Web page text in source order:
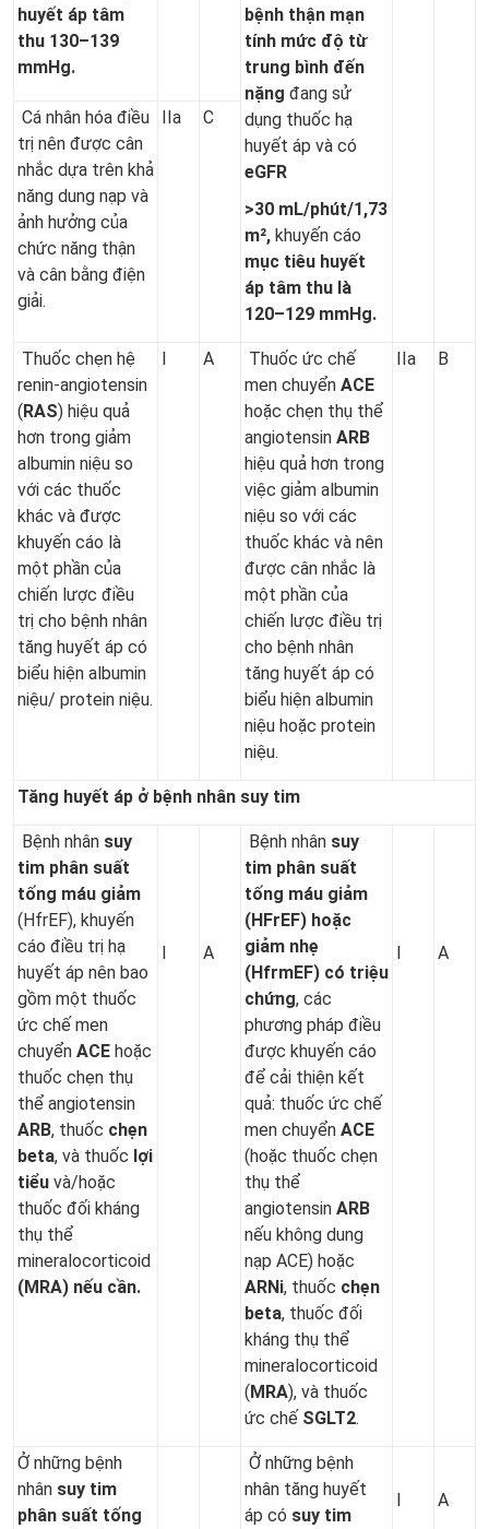
huyết áp tâm
thu 130–139
mmHg.
bệnh thận mạn
tính mức độ từ
trung bình đến
nặng đang sử
dụng thuốc hạ
huyết áp và có
eGFR
>30 mL/phút/1,73
m², khuyến cáo
mục tiêu huyết
áp tâm thu là
120–129 mmHg.
Cá nhân hóa điều
trị nên được cân
nhắc dựa trên khả
năng dung nạp và
ảnh hưởng của
chức năng thận
và cân bằng điện
giải.
IIa C
Thuốc chẹn hệ
renin-angiotensin
(RAS) hiệu quả
hơn trong giảm
albumin niệu so
với các thuốc
khác và được
khuyến cáo là
một phần của
chiến lược điều
trị cho bệnh nhân
tăng huyết áp có
biểu hiện albumin
niệu/ protein niệu.
I A
Thuốc ức chế
men chuyển ACE
hoặc chẹn thụ thể
angiotensin ARB
hiệu quả hơn trong
việc giảm albumin
niệu so với các
thuốc khác và nên
được cân nhắc là
một phần của
chiến lược điều trị
cho bệnh nhân
tăng huyết áp có
biểu hiện albumin
niệu hoặc protein
niệu.
IIa B
Tăng huyết áp ở bệnh nhân suy tim
Bệnh nhân suy
tim phân suất
tống máu giảm
(HfrEF), khuyến
cáo điều trị hạ
huyết áp nên bao
gồm một thuốc
ức chế men
chuyển ACE hoặc
thuốc chẹn thụ
thể angiotensin
ARB, thuốc chẹn
beta, và thuốc lợi
tiểu và/hoặc
thuốc đối kháng
thụ thể
mineralocorticoid
(MRA) nếu cần.
I A
Bệnh nhân suy
tim phân suất
tống máu giảm
(HFrEF) hoặc
giảm nhẹ
(HfrmEF) có triệu
chứng, các
phương pháp điều
được khuyến cáo
để cải thiện kết
quả: thuốc ức chế
men chuyển ACE
(hoặc thuốc chẹn
thụ thể
angiotensin ARB
nếu không dung
nạp ACE) hoặc
ARNi, thuốc chẹn
beta, thuốc đối
kháng thụ thể
mineralocorticoid
(MRA), và thuốc
ức chế SGLT2.
I A
Ở những bệnh
nhân suy tim
phân suất tống
Ở những bệnh
nhân tăng huyết
áp có suy tim
I A